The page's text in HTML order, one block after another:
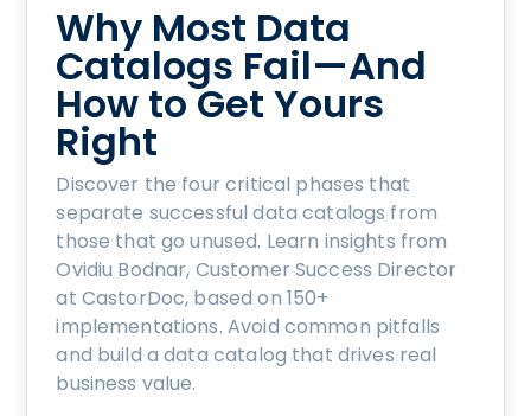
Why Most Data
Catalogs Fail—And
How to Get Yours
Right
Discover the four critical phases that
separate successful data catalogs from
those that go unused. Learn insights from
Ovidiu Bodnar, Customer Success Director
at CastorDoc, based on 150+
implementations. Avoid common pitfalls
and build a data catalog that drives real
business value.